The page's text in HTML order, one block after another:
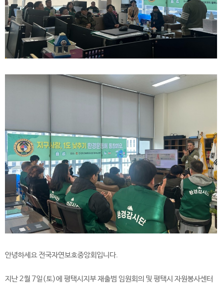
안녕하세요 전국자연보호중앙회입니다.
지난 2월 7일(토)에 평택시지부 재출범 임원회의 및 평택시 자원봉사센터